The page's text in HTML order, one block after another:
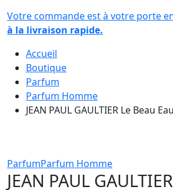
Votre commande est à votre porte
à la livraison rapide.
Accueil
Boutique
Parfum
Parfum Homme
JEAN PAUL GAULTIER Le Beau
ParfumParfum Homme
JEAN PAUL